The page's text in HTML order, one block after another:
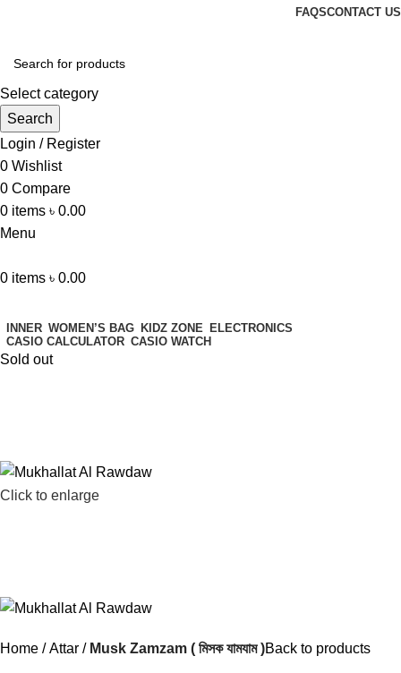
FAQSCONTACT US
Select category
Search
Login / Register
0 Wishlist
0 Compare
0 items ৳ 0.00
Menu
0 items ৳ 0.00
INNER WOMEN’S BAG KIDZ ZONE ELECTRONICS
CASIO CALCULATOR CASIO WATCH
Sold out
Click to enlarge
Home Attar Musk Zamzam ( মিসক যামযাম )Back to products